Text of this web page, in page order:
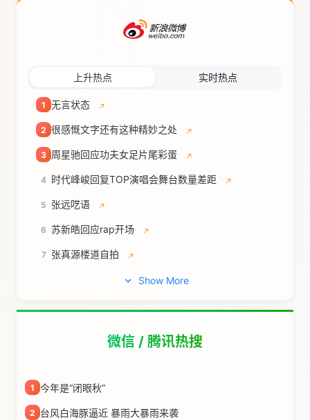
上升热点 实时热点
1 无言状态
2 很感慨文字还有这种精妙之处
3 周星驰回应功夫女足片尾彩蛋
4 时代峰峻回复TOP演唱会舞台数量差距
5 张远呓语
6 苏新皓回应rap开场
7 张真源楼道自拍
Show More
微信 / 腾讯热搜
1 今年是“闭眼秋”
2 台风白海豚逼近 暴雨大暴雨来袭